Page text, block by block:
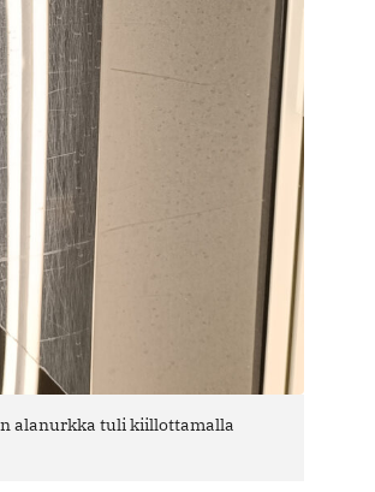
alanurkka tuli kiillottamalla